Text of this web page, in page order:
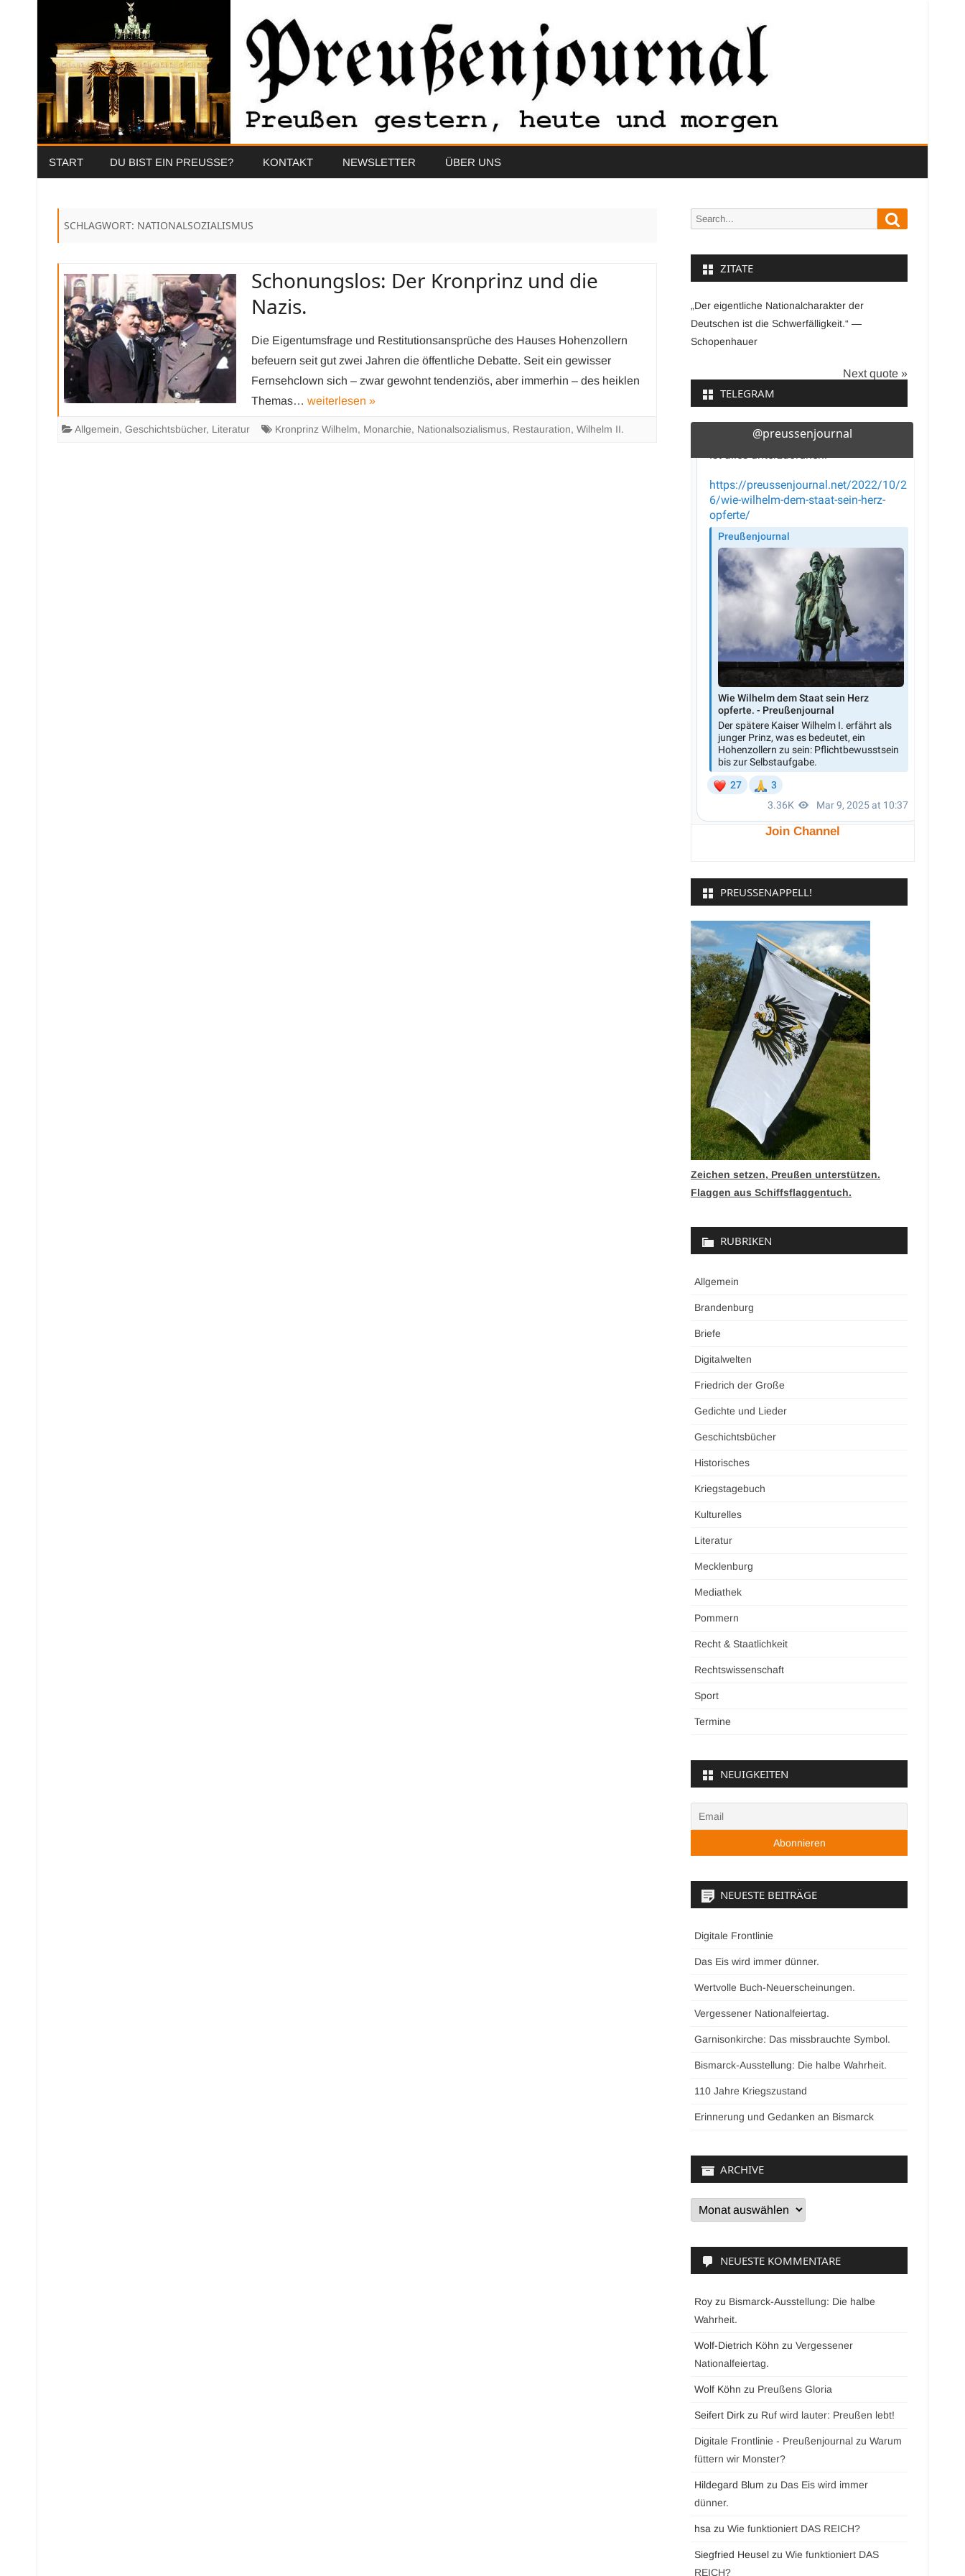
to
START DU BIST EIN PREUSSE? KONTAKT NEWSLETTER ÜBER UNS
SCHLAGWORT: NATIONALSOZIALISMUS
Schonungslos: Der Kronprinz und die
Nazis.
Die Eigentumsfrage und Restitutionsansprüche des Hauses Hohenzollern
befeuern seit gut zwei Jahren die öffentliche Debatte. Seit ein gewisser
Fernsehclown sich – zwar gewohnt tendenziös, aber immerhin – des heiklen
Themas… weiterlesen »
Allgemein, Geschichtsbücher, Literatur Kronprinz Wilhelm, Monarchie, Nationalsozialismus, Restauration, Wilhelm II.
Search
ZITATE
„Der eigentliche Nationalcharakter der
Deutschen ist die Schwerfälligkeit.“ —
Schopenhauer
Next quote »
TELEGRAM
@preussenjournal
Join Channel
PREUSSENAPPELL!
Zeichen setzen, Preußen unterstützen.
Flaggen aus Schiffsflaggentuch.
RUBRIKEN
Allgemein
Brandenburg
Briefe
Digitalwelten
Friedrich der Große
Gedichte und Lieder
Geschichtsbücher
Historisches
Kriegstagebuch
Kulturelles
Literatur
Mecklenburg
Mediathek
Pommern
Recht & Staatlichkeit
Rechtswissenschaft
Sport
Termine
NEUIGKEITEN
NEUESTE BEITRÄGE
Digitale Frontlinie
Das Eis wird immer dünner.
Wertvolle Buch-Neuerscheinungen.
Vergessener Nationalfeiertag.
Garnisonkirche: Das missbrauchte Symbol.
Bismarck-Ausstellung: Die halbe Wahrheit.
110 Jahre Kriegszustand
Erinnerung und Gedanken an Bismarck
ARCHIVE
Archive
NEUESTE KOMMENTARE
Roy zu Bismarck-Ausstellung: Die halbe
Wahrheit.
Wolf-Dietrich Köhn zuVergessener
Nationalfeiertag.
Wolf Köhn zu Preußens Gloria
Seifert Dirk zu Ruf wird lauter: Preußen lebt!
Digitale Frontlinie - Preußenjournal zuWarum
füttern wir Monster?
Hildegard Blum zu Das Eis wird immer
dünner.
hsa zuWie funktioniert DAS REICH?
Siegfried Heusel zuWie funktioniert DAS
REICH?